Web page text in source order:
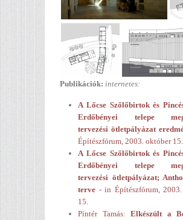
Publikációk: internetes:
A Lőcse Szőlőbirtok és
Erdőbényei telepe
tervezési ötletpályázat
Építészfórum, 2003. október 15.
A Lőcse Szőlőbirtok és
Erdőbényei telepe
tervezési ötletpályázat;
terve - in Építészfórum,
15.
Pintér Tamás:Elkészült a